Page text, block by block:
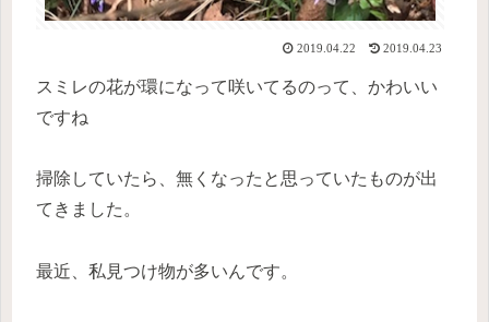
2019.04.22 2019.04.23
スミレの花が環になって咲いてるのって、かわいい
ですね
掃除していたら、無くなったと思っていたものが出
てきました。
最近、私見つけ物が多いんです。